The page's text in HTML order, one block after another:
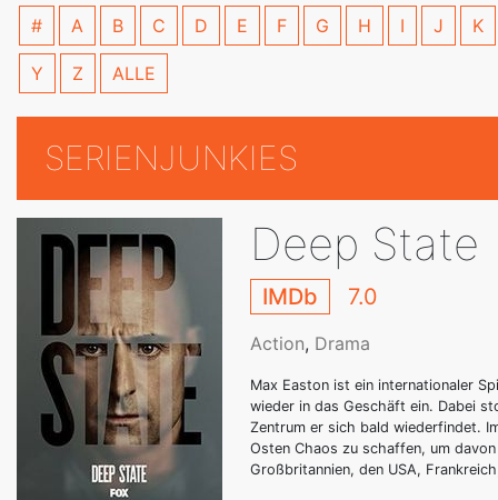
# A B C D E F G H I J K
Y Z ALLE
SERIENJUNKIES
Deep State
IMDb 7.0
Action, Drama
Max Easton ist ein internationaler
wieder in das Geschäft ein. Dabei
Zentrum er sich bald wiederfindet.
Osten Chaos zu schaffen, um
Großbritannien, den USA,